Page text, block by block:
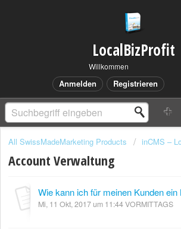
LocalBizProfit
Willkommen
Anmelden Registrieren
All SwissMadeMarketing Products inCMS –
Account Verwaltung
Mi, 11 Okt, 2017 um 11:44 VORMITTAGS